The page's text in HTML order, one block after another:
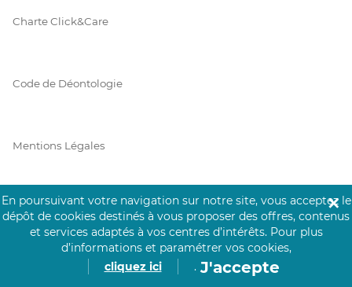
Charte Click&Care
Code de Déontologie
Mentions Légales
Prérequis Click&Care
Protection des Données
En poursuivant votre navigation sur notre site, vous acceptez le
dépôt de cookies destinés à vous proposer des offres, contenus
et services adaptés à vos centres d’intérêts. Pour plus
d’informations et paramétrer vos cookies,
cliquez ici
. J'accepte
✕